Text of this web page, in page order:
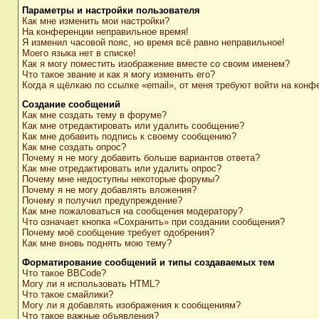
Параметры и настройки пользователя
Как мне изменить мои настройки?
На конференции неправильное время!
Я изменил часовой пояс, но время всё равно неправильное!
Моего языка нет в списке!
Как я могу поместить изображение вместе со своим именем?
Что такое звание и как я могу изменить его?
Когда я щёлкаю по ссылке «email», от меня требуют войти на
Создание сообщений
Как мне создать тему в форуме?
Как мне отредактировать или удалить сообщение?
Как мне добавить подпись к своему сообщению?
Как мне создать опрос?
Почему я не могу добавить больше вариантов ответа?
Как мне отредактировать или удалить опрос?
Почему мне недоступны некоторые форумы?
Почему я не могу добавлять вложения?
Почему я получил предупреждение?
Как мне пожаловаться на сообщения модератору?
Что означает кнопка «Сохранить» при создании сообщения?
Почему моё сообщение требует одобрения?
Как мне вновь поднять мою тему?
Форматирование сообщений и типы создаваемых тем
Что такое BBCode?
Могу ли я использовать HTML?
Что такое смайлики?
Могу ли я добавлять изображения к сообщениям?
Что такое важные объявления?